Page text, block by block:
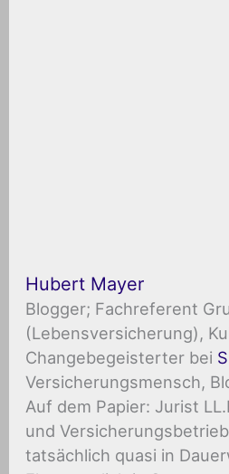
Hubert Mayer
Blogger; Fachreferent
(Lebensversicherung),
Changebegeisterter bei
Versicherungsmensch,
Auf dem Papier: Jurist
und
tatsächlich quasi in